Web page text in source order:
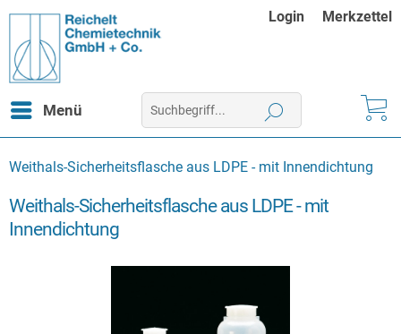
Login Merkzettel
Menü
Weithals-Sicherheitsflasche aus LDPE - mit Innendichtung
Weithals-Sicherheitsflasche aus LDPE - mit
Innendichtung